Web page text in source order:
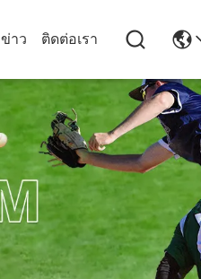
ข่าว ติดต่อเรา